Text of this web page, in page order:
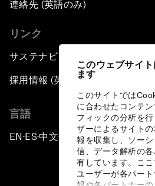
このウェブサイ
ます
このサイトでは
に合わせたコンテ
フィックの分析を
ザーによるサイト
報を収集し、ソー
信、データ解析の
有しています。ここ
ユーザーが各パー
連絡先 (英語のみ)
リンク
サステナビリティへの取り組み
採用情報 (英語のみ)
言語
EN ▪ ES▪中文▪ 日本語